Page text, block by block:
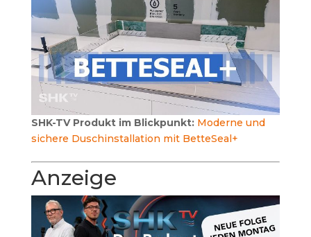
SHK-TV Produkt im Blickpunkt: Moderne und
sichere Duschinstallation mit BetteSeal+
Anzeige